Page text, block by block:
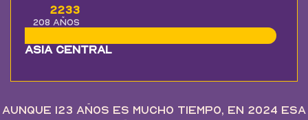
2233
208 años
Asia Central
Aunque 123 años es mucho tiempo, en 2024 esa